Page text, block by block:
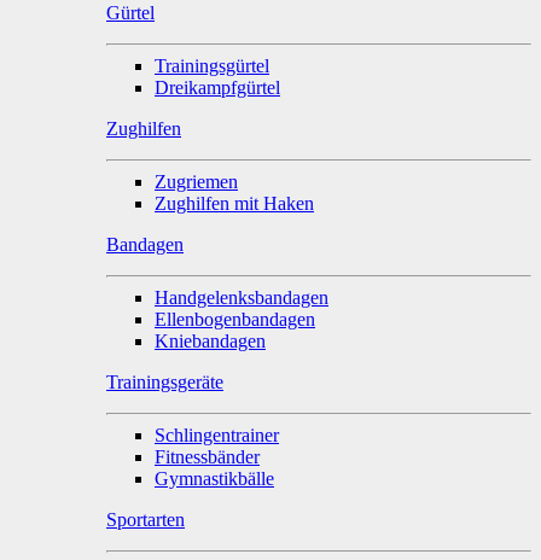
Gürtel
Trainingsgürtel
Dreikampfgürtel
Zughilfen
Zugriemen
Zughilfen mit Haken
Bandagen
Handgelenksbandagen
Ellenbogenbandagen
Kniebandagen
Trainingsgeräte
Schlingentrainer
Fitnessbänder
Gymnastikbälle
Sportarten